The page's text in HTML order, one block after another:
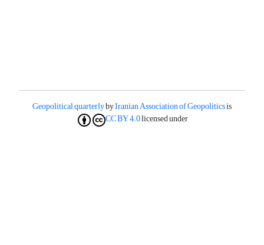
Geopolitical quarterlybyIranian Association of Geopoliticsis
licensed under
CC BY 4.0